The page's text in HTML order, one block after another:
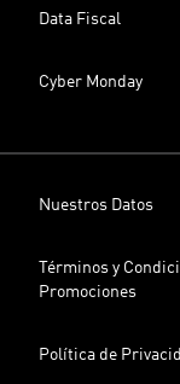
Data Fiscal
Cyber Monday
Nuestros Datos
Términos y
Promociones
Política de